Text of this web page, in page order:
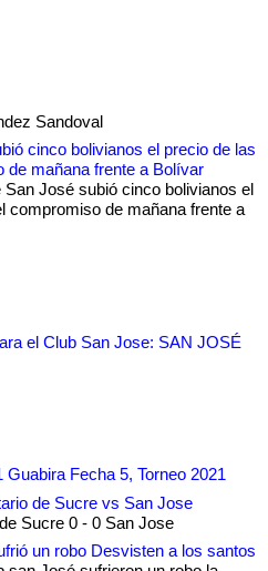
Sandoval
cinco bolivianos el precio de las
de mañana frente a Bolívar
San José subió cinco bolivianos el
compromiso de mañana frente a
el Club San Jose: SAN JOSÉ
Fecha 5, Torneo 2021
de Sucre vs San Jose
Sucre 0 - 0 San Jose
un robo Desvisten a los santos